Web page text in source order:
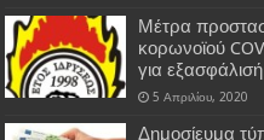
Μέτρα
κορωνοϊού
για
5 Απριλίου, 2020
Δημοσίευμα